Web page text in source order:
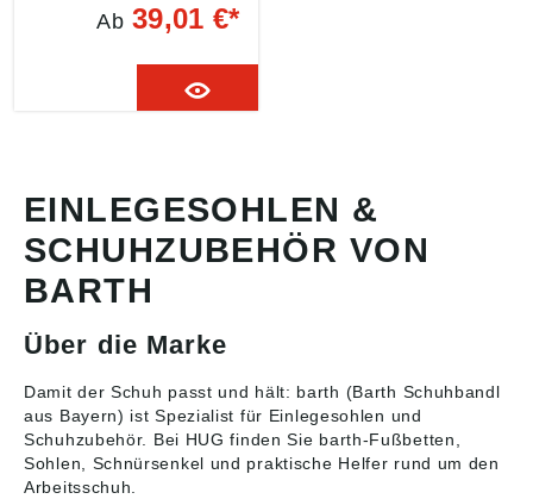
Spikes • Universalgröße
(38–46) Angaben
Produktsicherheitsveror
dnung ((EU) 2023/998):
Barth GmbH,
wuppertal.de
Ab39,01 €*
EINLEGESOHLEN &
SCHUHZUBEHÖR VON
BARTH
Über die Marke
Damit der Schuh passt und hält: barth (Barth Schuhbandl
aus Bayern) ist Spezialist für Einlegesohlen und
Schuhzubehör. Bei HUG finden Sie barth-Fußbetten,
Sohlen, Schnürsenkel und praktische Helfer rund um den
Arbeitsschuh.